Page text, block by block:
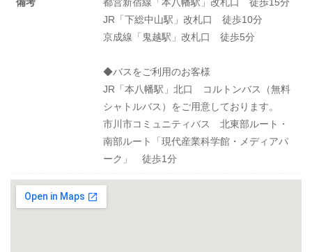
備考
都営新宿線「本八幡駅」改札口 徒歩15分
JR「下総中山駅」改札口 徒歩10分
京成線「鬼越駅」改札口 徒歩5分
◆バスをご利用のお客様
JR「本八幡駅」北口 コルトンバス（無料
シャトルバス）をご用意しております。
市川市コミュニティバス 北東部ルート・
南部ルート「現代産業科学館・メディアパ
ーク」 徒歩1分